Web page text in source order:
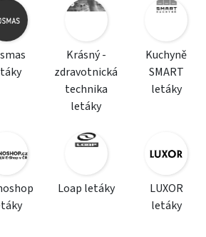
Krásný -
zdravotnická
technika
letáky
Kuchyně
SMART
letáky
Loap letáky
LUXOR
letáky